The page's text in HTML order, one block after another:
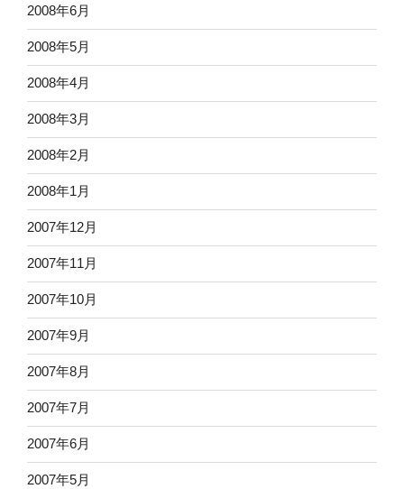
2008年6月
2008年5月
2008年4月
2008年3月
2008年2月
2008年1月
2007年12月
2007年11月
2007年10月
2007年9月
2007年8月
2007年7月
2007年6月
2007年5月